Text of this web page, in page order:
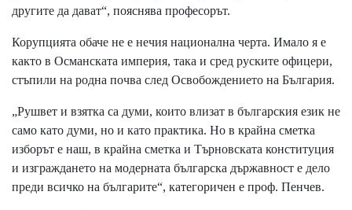
другите да дават“, пояснява професорът.
Корупцията обаче не е нечия национална черта. Имало я е
както в Османската империя, така и сред руските офицери,
стъпили на родна почва след Освобождението на България.
„Рушвет и взятка са думи, които влизат в българския език не
само като думи, но и като практика. Но в крайна сметка
изборът е наш, в крайна сметка и Търновската конституция
и изграждането на модерната българска държавност е дело
преди всичко на българите“, категоричен е проф. Пенчев.